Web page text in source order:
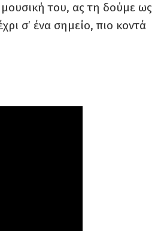
του, ας τη δούμε ως
σ’ ένα σημείο, πιο κοντά